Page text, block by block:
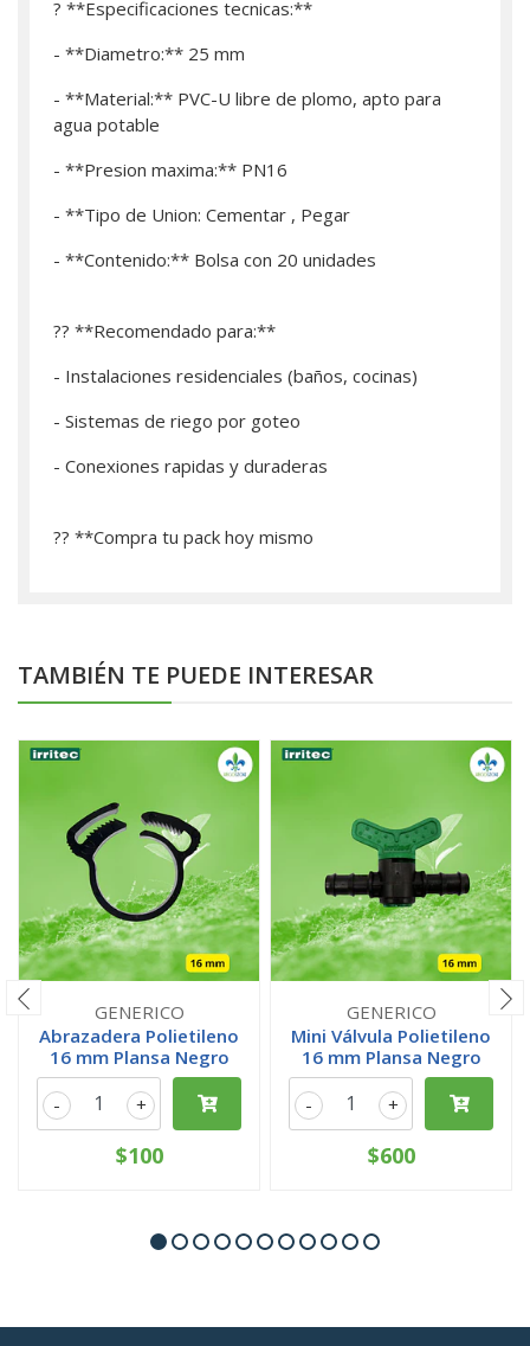
? **Especificaciones tecnicas:**
- **Diametro:** 25 mm
- **Material:** PVC-U libre de plomo, apto para
agua potable
- **Presion maxima:** PN16
- **Tipo de Union: Cementar , Pegar
- **Contenido:** Bolsa con 20 unidades
?? **Recomendado para:**
- Instalaciones residenciales (baños, cocinas)
- Sistemas de riego por goteo
- Conexiones rapidas y duraderas
?? **­Compra tu pack hoy mismo
TAMBIÉN TE PUEDE INTERESAR
GENERICO
Abrazadera Polietileno
16 mm Plansa Negro
+
-
$100
GENERICO
Mini Válvula Polietileno
16 mm Plansa Negro
+
-
$600